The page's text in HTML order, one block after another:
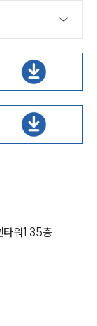
타워1 35층